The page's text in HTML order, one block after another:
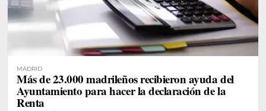
MADRID
Más de 23.000 madrileños recibieron ayuda del
Ayuntamiento para hacer la declaración de la
Renta